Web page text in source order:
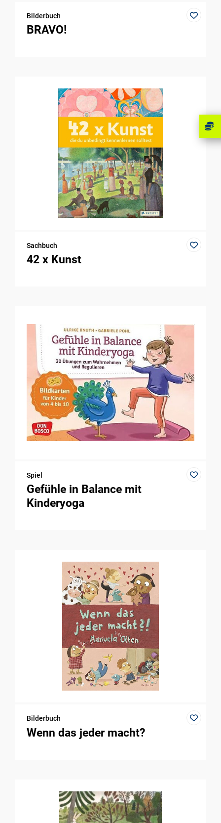
Bilderbuch
BRAVO!
Sachbuch
42 x Kunst
Spiel
Gefühle in Balance mit
Kinderyoga
Bilderbuch
Wenn das jeder macht?